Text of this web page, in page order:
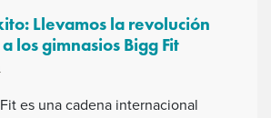
Llevamos la revolución
los gimnasios Bigg Fit
es una cadena internacional